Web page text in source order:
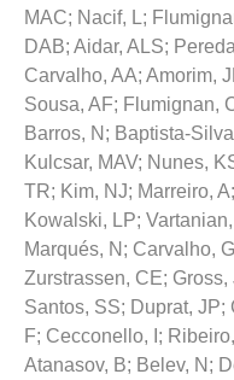
MAC; Nacif, L;
DAB; Aidar, ALS;
Carvalho, AA; Amorim,
Sousa, AF; Flumignan,
Barros, N ; Baptista-
Kulcsar, MAV; Nunes,
TR; Kim, NJ; Marreiro, A;
Kowalski, LP;
Marqués, N ; Carvalho,
Zurstrassen, CE; Gross,
Santos, SS; Duprat, JP;
F; Cecconello, I ;
Atanasov, B; Belev, N ;